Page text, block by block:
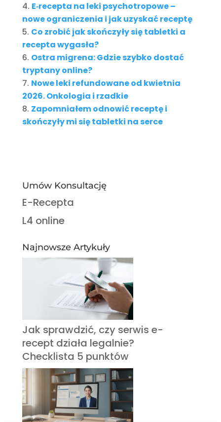
E‑recepta na leki psychotropowe –
nowe ograniczenia i jak uzyskać receptę
Co zrobić jak skończyły się tabletki a
recepta wygasła?
Ostra migrena: Gdzie szybko dostać
tryptany online?
Nowe leki refundowane od kwietnia
2026. Onkologia i rzadkie
Zapomniałem odnowić receptę i
skończyły mi się tabletki na serce
Umów Konsultację
E-Recepta
L4 online
Najnowsze Artykuły
Jak sprawdzić, czy serwis e-
recept działa legalnie?
Checklista 5 punktów